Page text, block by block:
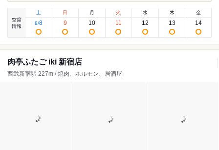
空席
情報
土
8/8
日
9
月
10
火
11
水
12
木
13
金
14
肉亭ふたご iki 新宿店
西武新宿駅 227m / 焼肉、ホルモン、居酒屋